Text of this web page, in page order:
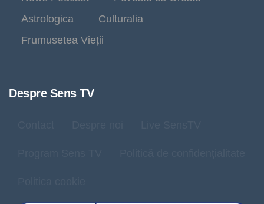
Astrologica
Culturalia
Frumusetea Vieții
Despre Sens TV